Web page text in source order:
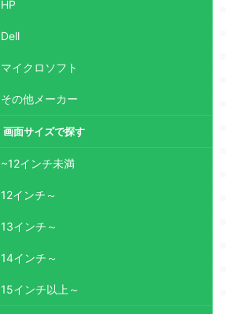
HP
Dell
マイクロソフト
その他メーカー
画面サイズで探す
~12インチ未満
12インチ～
13インチ～
14インチ～
15インチ以上～